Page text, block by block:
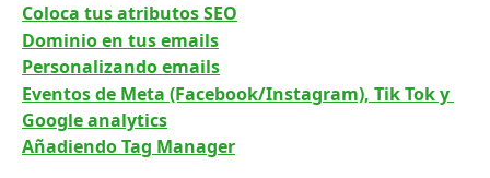
Coloca tus atributos SEO
Dominio en tus emails
Personalizando emails
Eventos de Meta (Facebook/Instagram), Tik Tok y
Google analytics
Añadiendo Tag Manager